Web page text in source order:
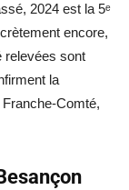
2024 est la 5ᵉ
encore,
relevées sont
la
Comté,